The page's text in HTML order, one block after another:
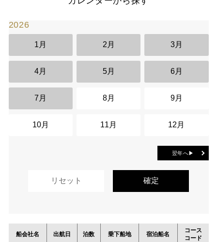
2026
1月 2月 3月
4月 5月 6月
7月 8月 9月
10月 11月 12月
翌年へ▶
船会社名 出航日 泊数 乗下船地 宿泊船名
コース
コード